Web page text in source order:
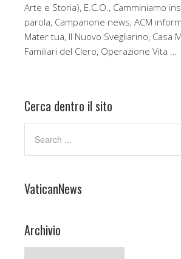
Arte e Storia), E.C.O., Camminiamo
parola, Campanone news, ACM
Mater tua, Il Nuovo Svegliarino, Casa
Familiari del Clero, Operazione Vita …
Cerca dentro il sito
VaticanNews
Archivio